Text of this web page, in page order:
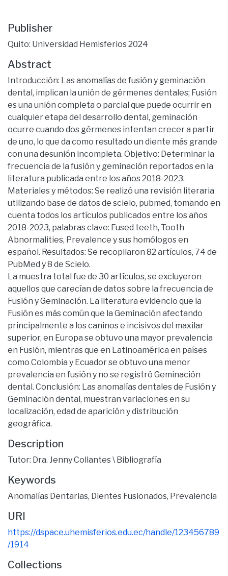
Publisher
Quito: Universidad Hemisferios 2024
Abstract
Introducción: Las anomalías de fusión y geminación
dental, implican la unión de gérmenes dentales; Fusión
es una unión completa o parcial que puede ocurrir en
cualquier etapa del desarrollo dental, geminación
ocurre cuando dos gérmenes intentan crecer a partir
de uno, lo que da como resultado un diente más grande
con una desunión incompleta. Objetivo: Determinar la
frecuencia de la fusión y geminación reportados en la
literatura publicada entre los años 2018-2023.
Materiales y métodos: Se realizó una revisión literaria
utilizando base de datos de scielo, pubmed, tomando en
cuenta todos los artículos publicados entre los años
2018-2023, palabras clave: Fused teeth, Tooth
Abnormalities, Prevalence y sus homólogos en
español. Resultados: Se recopilaron 82 artículos, 74 de
PubMed y 8 de Scielo.
La muestra total fue de 30 artículos, se excluyeron
aquellos que carecían de datos sobre la frecuencia de
Fusión y Geminación. La literatura evidencio que la
Fusión es más común que la Geminación afectando
principalmente a los caninos e incisivos del maxilar
superior, en Europa se obtuvo una mayor prevalencia
en Fusión, mientras que en Latinoamérica en países
como Colombia y Ecuador se obtuvo una menor
prevalencia en fusión y no se registró Geminación
dental. Conclusión: Las anomalías dentales de Fusión y
Geminación dental, muestran variaciones en su
localización, edad de aparición y distribución
geográfica.
Description
Tutor: Dra. Jenny Collantes \ Bibliografía
Keywords
Anomalías Dentarias, Dientes Fusionados, Prevalencia
URI
https://dspace.uhemisferios.edu.ec/handle/123456789
/1914
Collections